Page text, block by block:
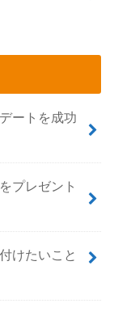
ートを成功
プレゼント
けたいこと